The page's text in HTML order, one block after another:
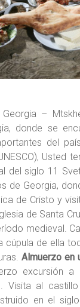
–
donde se
del
Usted
del siglo 11
de Georgia,
de Cristo y
de Santa
medieval.
cúpula de ella
Almuerzo en
excursión
Visita al
en el